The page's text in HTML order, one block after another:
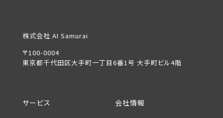
株式会社 AI Samurai
〒100-0004
東京都千代田区大手町一丁目6番1号 大手町ビル4階
サービス 会社情報